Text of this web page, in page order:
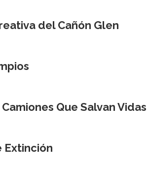
del Cañón Glen
Que Salvan Vidas
Extinción